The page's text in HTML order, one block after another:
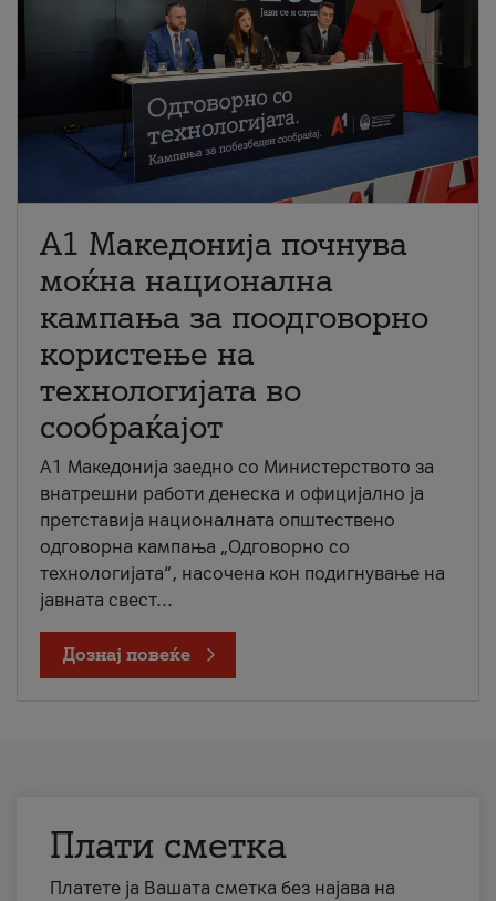
A1 Македонија почнува
моќна национална
кампања за поодговорно
користење на
технологијата во
сообраќајот
A1 Македонија заедно со Министерството за
внатрешни работи денеска и официјално ја
претставија националната општествено
одговорна кампања „Одговорно со
технологијата“, насочена кон подигнување на
јавната свест...
Дознај повеќе
Плати сметка
Платете ја Вашата сметка без најава на